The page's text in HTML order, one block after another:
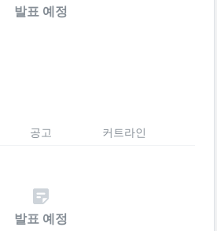
발표 예정
공고 커트라인
발표 예정